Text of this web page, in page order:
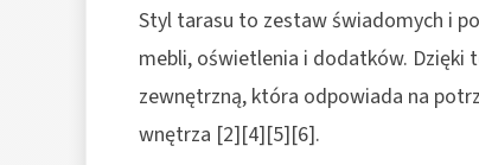
Styl tarasu to zestaw świadomych i
mebli, oświetlenia i dodatków. Dzięki
zewnętrzną, która odpowiada na
wnętrza [2][4][5][6].